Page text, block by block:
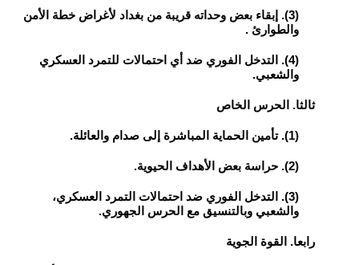
(3). إبقاء بعض وحداته قريبة من بغداد لأغراض خطة الأمن
والطوارئ .
(4). التدخل الفوري ضد أي احتمالات للتمرد العسكري
والشعبي.
ثالثا. الحرس الخاص
(1). تأمين الحماية المباشرة إلى صدام والعائلة.
(2). حراسة بعض الأهداف الحيوية.
(3). التدخل الفوري ضد احتمالات التمرد العسكري،
والشعبي وبالتنسيق مع الحرس الجهوري.
رابعا. القوة الجوية